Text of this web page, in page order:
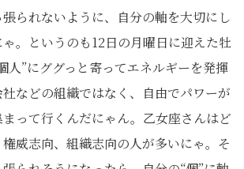
られないように、自分の軸を大切にし
。というのも12日の月曜日に迎えた牡
人”にググっと寄ってエネルギーを発揮
などの組織ではなく、自由でパワーが
って行くんだにゃん。乙女座さんはど
威志向、組織志向の人が多いにゃ。そ